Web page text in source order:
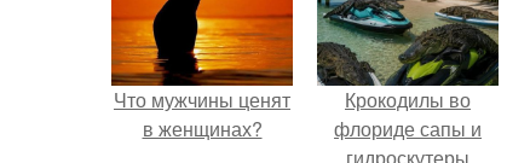
Что мужчины ценят
в женщинах?
Крокодилы во
флориде сапы и